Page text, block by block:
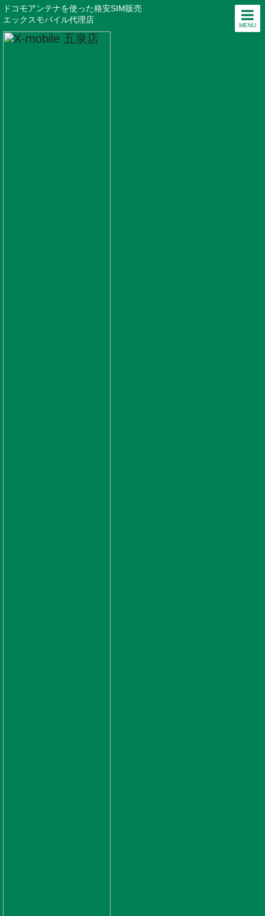
MENU
ドコモアンテナを使った格安SIM販売
エックスモバイル代理店